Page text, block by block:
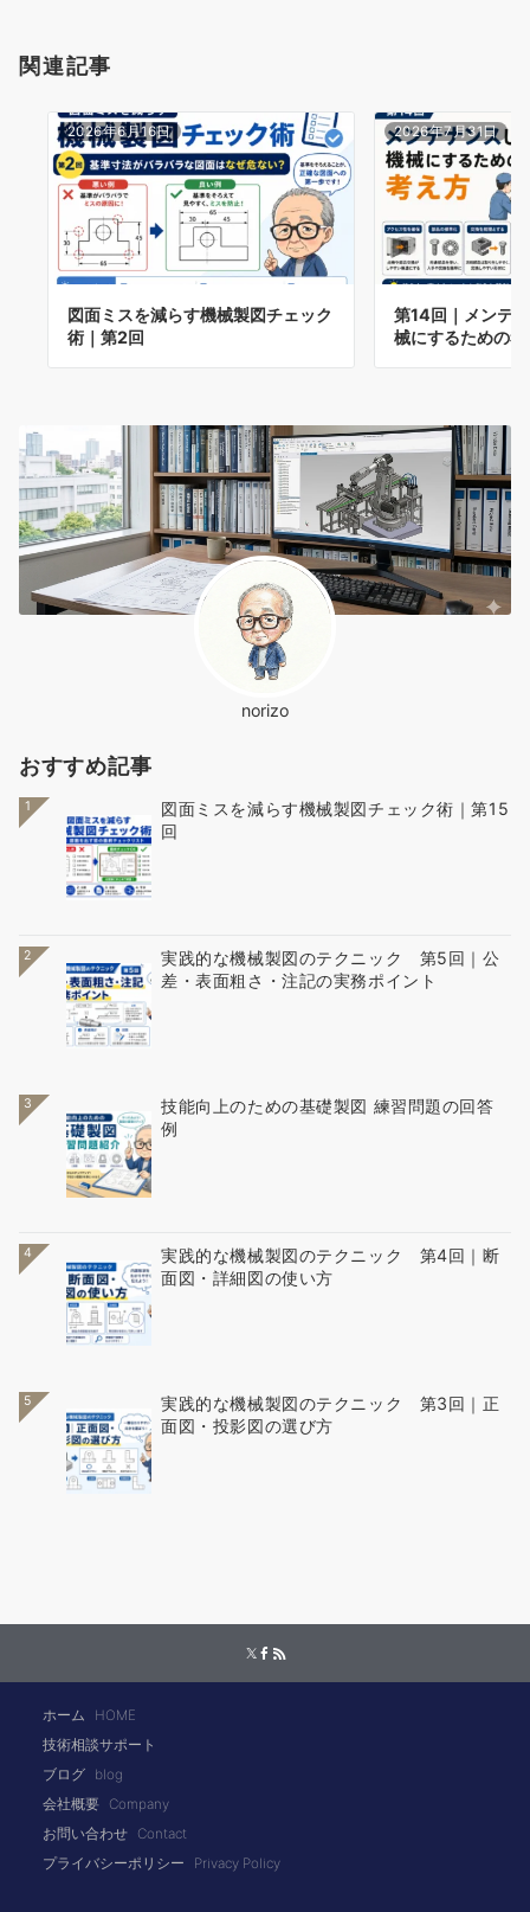
関連記事
2026年6月16日
図面ミスを減らす機械製図チェック
術｜第2回
2026年7月31日
第14回｜メンテ
械にするための
norizo
おすすめ記事
1
図面ミスを減らす機械製図チェック術｜第15
回
2
実践的な機械製図のテクニック 第5回｜公
差・表面粗さ・注記の実務ポイント
3
技能向上のための基礎製図 練習問題の回答
例
4
実践的な機械製図のテクニック 第4回｜断
面図・詳細図の使い方
5
実践的な機械製図のテクニック 第3回｜正
面図・投影図の選び方
ホーム
HOME
技術相談サポート
ブログ
blog
会社概要
Company
お問い合わせ
Contact
プライバシーポリシー
Privacy Policy